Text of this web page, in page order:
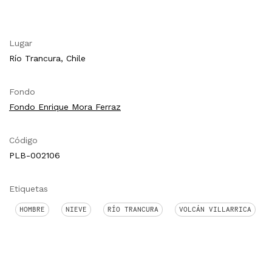
Lugar
Río Trancura, Chile
Fondo
Fondo Enrique Mora Ferraz
Código
PLB-002106
Etiquetas
HOMBRE NIEVE RÍO TRANCURA VOLCÁN VILLARRICA